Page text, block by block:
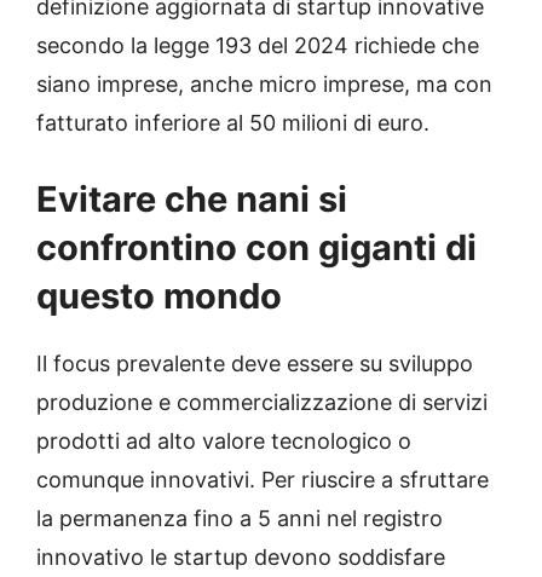
definizione aggiornata di startup innovative
secondo la legge 193 del 2024 richiede che
siano imprese, anche micro imprese, ma con
fatturato inferiore al 50 milioni di euro.
Evitare che nani si
confrontino con giganti di
questo mondo
Il focus prevalente deve essere su sviluppo
produzione e commercializzazione di servizi
prodotti ad alto valore tecnologico o
comunque innovativi. Per riuscire a sfruttare
la permanenza fino a 5 anni nel registro
innovativo le startup devono soddisfare